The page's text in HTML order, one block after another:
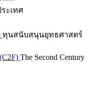
ะเทศ
ทุนสนับสนุนยุทธศาสตร์
The Second Century